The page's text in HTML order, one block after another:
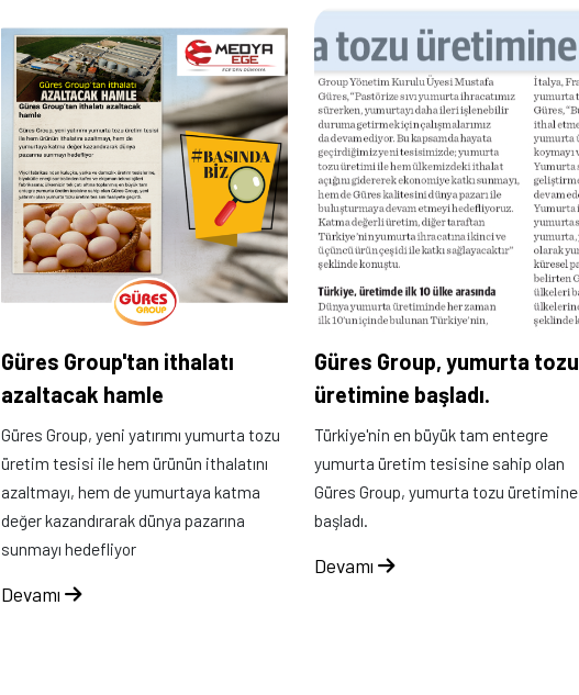
Güres Group'tan ithalatı
azaltacak hamle
Güres Group, yeni yatırımı yumurta tozu
üretim tesisi ile hem ürünün ithalatını
azaltmayı, hem de yumurtaya katma
değer kazandırarak dünya pazarına
sunmayı hedefliyor
Devamı
Güres Group, yumurta tozu
üretimine başladı.
Türkiye'nin en büyük tam entegre
yumurta üretim tesisine sahip olan
Güres Group, yumurta tozu üretimine
başladı.
Devamı